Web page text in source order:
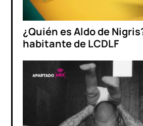
¿Quién es Aldo de
habitante de LCDLF